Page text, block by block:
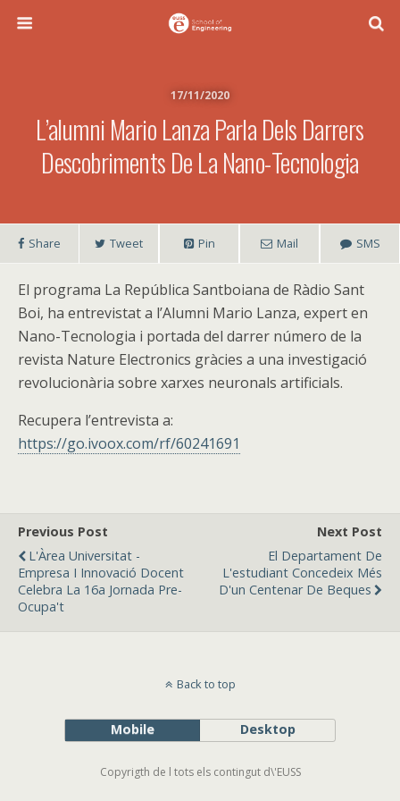
17/11/2020
L’alumni Mario Lanza Parla Dels Darrers
Descobriments De La Nano-Tecnologia
Share Tweet Pin Mail SMS
El programa La República Santboiana de Ràdio Sant
Boi, ha entrevistat a l’Alumni Mario Lanza, expert en
Nano-Tecnologia i portada del darrer número de la
revista Nature Electronics gràcies a una investigació
revolucionària sobre xarxes neuronals artificials.
Recupera l’entrevista a:
https://go.ivoox.com/rf/60241691
Previous Post
L'Àrea Universitat -
Empresa I Innovació Docent
Celebra La 16a Jornada Pre-
Ocupa't
Next Post
El Departament De
L'estudiant Concedeix Més
D'un Centenar De Beques
Back to top
Mobile Desktop
Copyrigth de l tots els contingut d\'EUSS